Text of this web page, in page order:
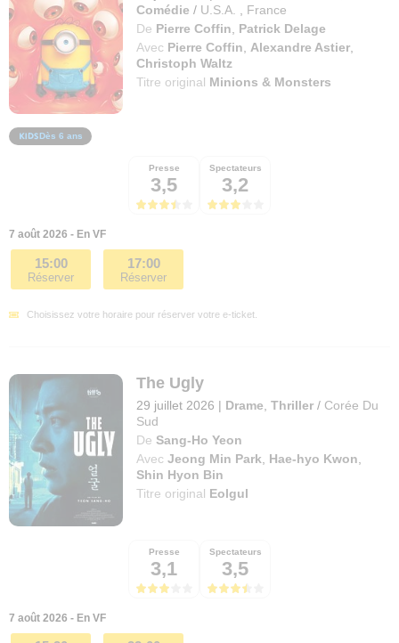
Comédie / U.S.A.
France
De Pierre Coffin
Patrick Delage
Avec Pierre Coffin Alexandre Astier
Christoph Waltz
Titre original Minions & Monsters
Dès 6 ans
Presse
3,5
Spectateurs
3,2
7 août 2026 - En VF
15:00
Réserver
17:00
Réserver
Choisissez votre horaire pour réserver votre e-ticket.
The Ugly
29 juillet 2026 | Drame ,Thriller / Corée Du
Sud
De Sang-Ho Yeon
Avec Jeong Min Park Hae-hyo Kwon
Shin Hyon Bin
Titre original Eolgul
Presse
3,1
Spectateurs
3,5
7 août 2026 - En VF